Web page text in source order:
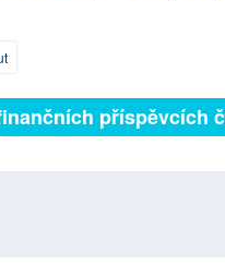
příspěvcích